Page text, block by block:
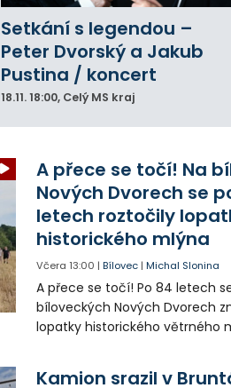
Setkání s legendou –
Peter Dvorský a Jakub
Pustina / koncert
18.11. 18:00, Celý MS kraj
A přece se točí! Na
Nových Dvorech se
letech roztočily
historického mlýna
Včera 13:00 |Bílovec |Michal Slonina
A přece se točí! Po 84 letech
bíloveckých Nových Dvorech
lopatky historického větrného
Kamion srazil v